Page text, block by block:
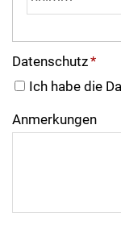
Datenschutz*
Ich habe die
Anmerkungen